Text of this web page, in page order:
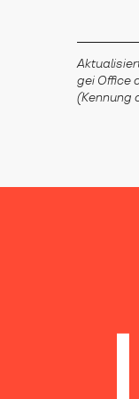
gei Office
(Kennung